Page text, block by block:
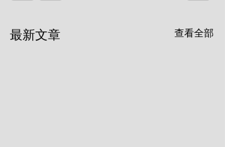
最新文章 查看全部